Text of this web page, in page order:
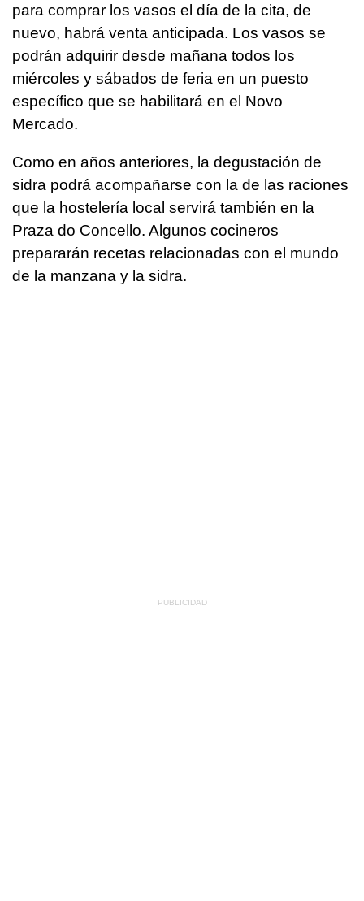
para comprar los vasos el día de la cita, de
nuevo, habrá venta anticipada. Los vasos se
podrán adquirir desde mañana todos los
miércoles y sábados de feria en un puesto
específico que se habilitará en el Novo
Mercado.
Como en años anteriores, la degustación de
sidra podrá acompañarse con la de las raciones
que la hostelería local servirá también en la
Praza do Concello. Algunos cocineros
prepararán recetas relacionadas con el mundo
de la manzana y la sidra.